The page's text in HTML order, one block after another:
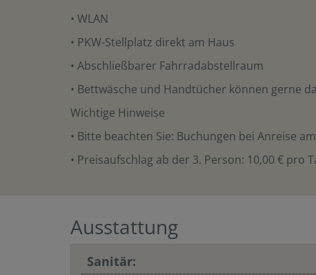
• WLAN
• PKW-Stellplatz direkt am Haus
• Abschließbarer Fahrradabstellraum
• Bettwäsche und Handtücher können gerne
Wichtige Hinweise
• Bitte beachten Sie: Buchungen bei Anreise
• Preisaufschlag ab der 3. Person: 10,00 € pro
Ausstattung
Sanitär: